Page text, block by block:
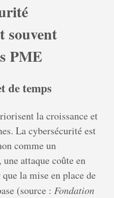
souvent
PME
de temps
la croissance et
La cybersécurité est
comme un
attaque coûte en
la mise en place de
(source : Fondation